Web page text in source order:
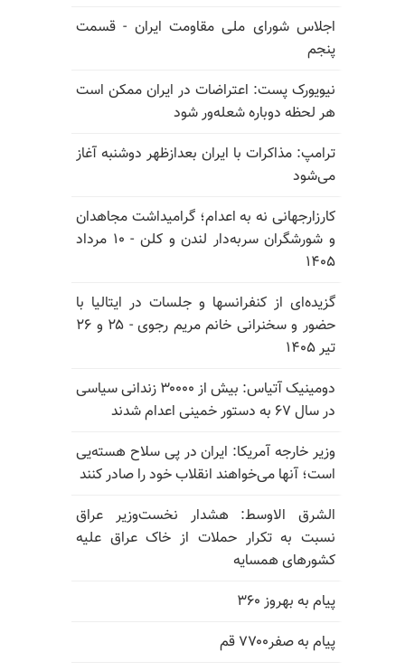
اجلاس شورای ملی مقاومت ایران - قسمت
پنجم
نیویورک پست: اعتراضات در ایران ممکن است
هر لحظه دوباره شعله‌ور شود
ترامپ: مذاکرات با ایران بعدازظهر دوشنبه آغاز
می‌شود
کارزارجهانی نه به اعدام؛ گرامیداشت مجاهدان
و شورشگران سربه‌دار لندن و کلن - ۱۰ مرداد
۱۴۰۵
گزیده‌ای از کنفرانسها و جلسات در ایتالیا با
حضور و سخنرانی خانم مریم رجوی - ۲۵ و ۲۶
تیر ۱۴۰۵
دومینیک آتیاس: بیش از ۳۰۰۰۰ زندانی سیاسی
در سال ۶۷ به دستور خمینی اعدام شدند
وزیر خارجه آمریکا: ایران در پی سلاح هسته‌یی
است؛ آنها می‌خواهند انقلاب خود را صادر کنند
الشرق الاوسط: هشدار نخست‌وزیر عراق
نسبت به تکرار حملات از خاک عراق علیه
کشورهای همسایه
پیام به بهروز ۳۶۰
پیام به صفر۷۷۰۰ قم